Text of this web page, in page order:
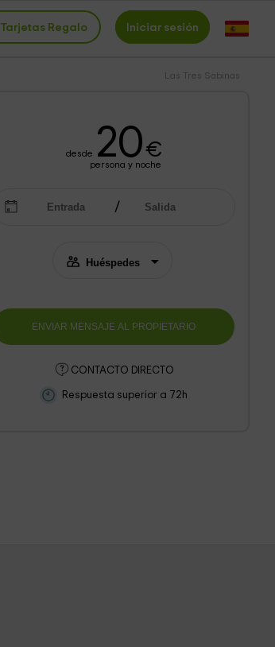
Tarjetas Regalo Iniciar sesión
Las Tres Sabinas
desde 20€
persona y noche
CONTACTO DIRECTO
Respuesta superior a 72h